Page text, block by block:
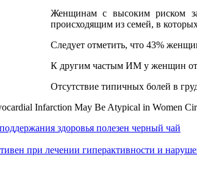
Женщинам с высоким риском
происходящим из семей, в
Следует отметить, что 43%
К другим частым ИМ у женщин
Отсутствие типичных болей в
Infarction May Be Atypical in Women
здоровья полезен черный чай
при лечении гиперактивности и